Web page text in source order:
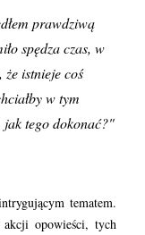
prawdziwą
spędza czas, w
że istnieje coś
w tym
jak tego dokonać?"
tematem.
akcji opowieści, tych